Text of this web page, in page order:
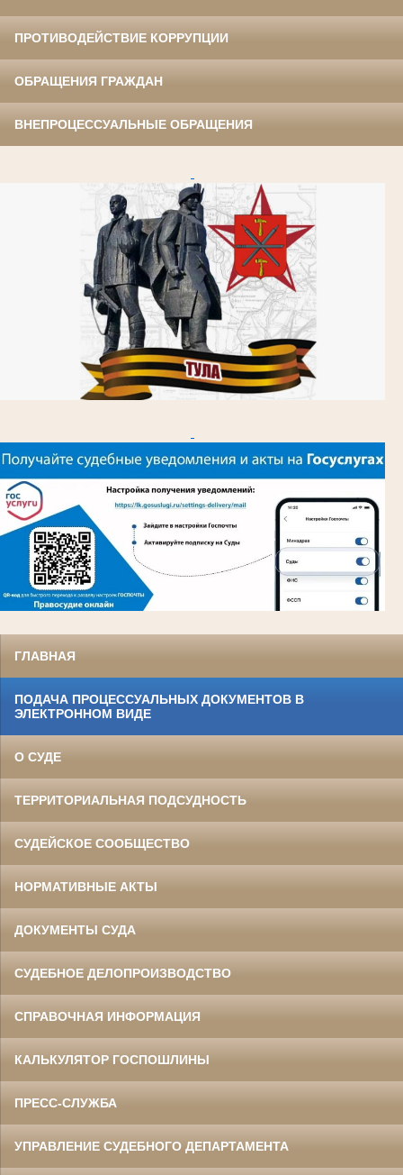
ПРОТИВОДЕЙСТВИЕ КОРРУПЦИИ
ОБРАЩЕНИЯ ГРАЖДАН
ВНЕПРОЦЕССУАЛЬНЫЕ ОБРАЩЕНИЯ
ГЛАВНАЯ
ПОДАЧА ПРОЦЕССУАЛЬНЫХ ДОКУМЕНТОВ В
ЭЛЕКТРОННОМ ВИДЕ
О СУДЕ
ТЕРРИТОРИАЛЬНАЯ ПОДСУДНОСТЬ
СУДЕЙСКОЕ СООБЩЕСТВО
НОРМАТИВНЫЕ АКТЫ
ДОКУМЕНТЫ СУДА
СУДЕБНОЕ ДЕЛОПРОИЗВОДСТВО
СПРАВОЧНАЯ ИНФОРМАЦИЯ
КАЛЬКУЛЯТОР ГОСПОШЛИНЫ
ПРЕСС-СЛУЖБА
УПРАВЛЕНИЕ СУДЕБНОГО ДЕПАРТАМЕНТА